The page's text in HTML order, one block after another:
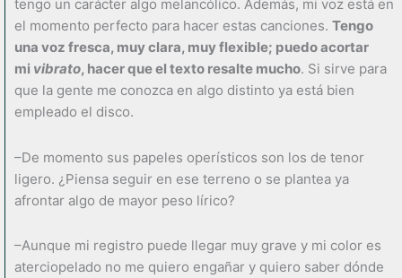
tengo un carácter algo melancólico. Además, mi voz está en
el momento perfecto para hacer estas canciones. Tengo
una voz fresca, muy clara, muy flexible; puedo acortar
mi vibrato, hacer que el texto resalte mucho. Si sirve para
que la gente me conozca en algo distinto ya está bien
empleado el disco.
–De momento sus papeles operísticos son los de tenor
ligero. ¿Piensa seguir en ese terreno o se plantea ya
afrontar algo de mayor peso lírico?
–Aunque mi registro puede llegar muy grave y mi color es
aterciopelado no me quiero engañar y quiero saber dónde